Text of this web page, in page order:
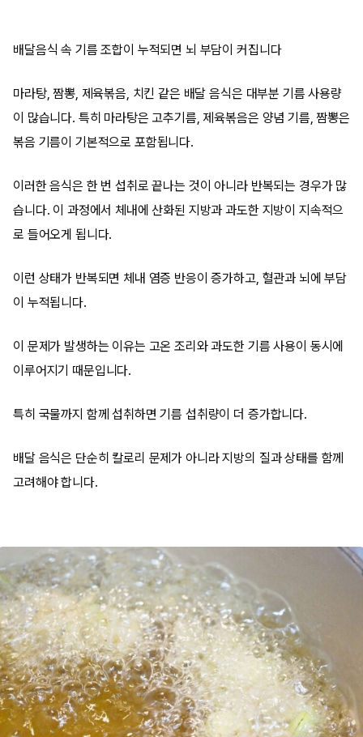
배달음식 속 기름 조합이 누적되면 뇌 부담이 커집니다
마라탕, 짬뽕, 제육볶음, 치킨 같은 배달 음식은 대부분 기름 사용량
이 많습니다. 특히 마라탕은 고추기름, 제육볶음은 양념 기름, 짬뽕은
볶음 기름이 기본적으로 포함됩니다.
이러한 음식은 한 번 섭취로 끝나는 것이 아니라 반복되는 경우가 많
습니다. 이 과정에서 체내에 산화된 지방과 과도한 지방이 지속적으
로 들어오게 됩니다.
이런 상태가 반복되면 체내 염증 반응이 증가하고, 혈관과 뇌에 부담
이 누적됩니다.
이 문제가 발생하는 이유는 고온 조리와 과도한 기름 사용이 동시에
이루어지기 때문입니다.
특히 국물까지 함께 섭취하면 기름 섭취량이 더 증가합니다.
배달 음식은 단순히 칼로리 문제가 아니라 지방의 질과 상태를 함께
고려해야 합니다.